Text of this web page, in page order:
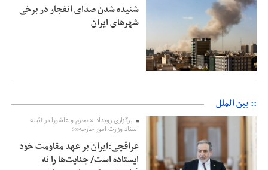
شنیده شدن صدای انفجار در برخی
شهرهای ایران
:: بین الملل
برگزاری رویداد «محرم و عاشورا در آئینه
اسناد وزارت امور خارجه»؛
عراقچی:ایران بر عهد مقاومت خود
ایستاده است/ جنایت‌ها را نه